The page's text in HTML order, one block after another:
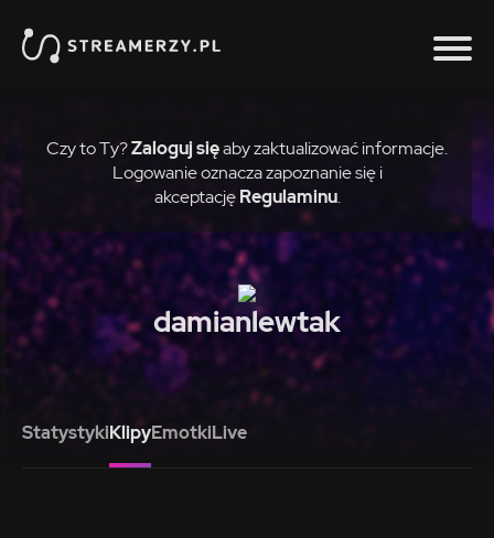
Czy to Ty?Zaloguj sięaby zaktualizować informacje.
Logowanie oznacza zapoznanie się i
akceptację Regulaminu.
damianlewtak
StatystykiKlipyEmotkiLive